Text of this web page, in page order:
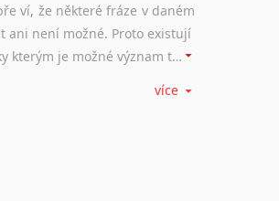
ví, že některé fráze v daném
ani není možné. Proto existují
výkladové slovníky, díky kterým je možné význam takovýchto frází rozklíčovat.
více